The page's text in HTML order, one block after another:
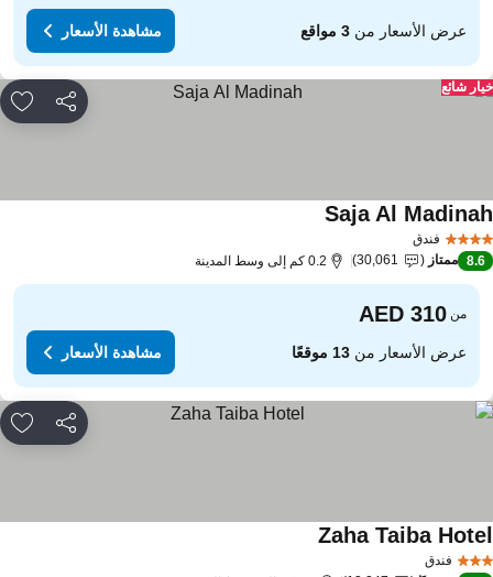
عرض الأسعار من3 مواقع مشاهدة الأسعار
مشاركة
شائع
فندق
Saja Al
8.6 ممتاز 30,061 0.2 كم إلى وسط المدينة
من
عرض الأسعار من13 موقعًا مشاهدة الأسعار
مشاركة
فندق
Zaha Taiba